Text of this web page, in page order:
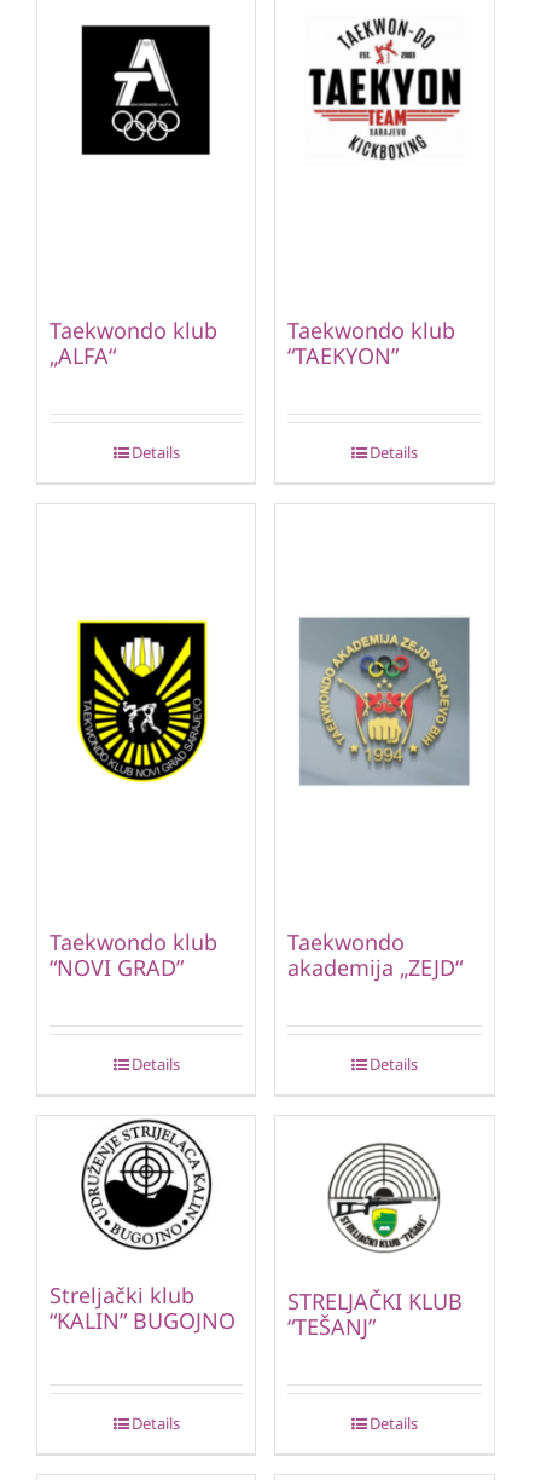
Taekwondo klub
„ALFA“
Details
Taekwondo klub
“TAEKYON”
Details
Taekwondo klub
“NOVI GRAD”
Details
Taekwondo
akademija „ZEJD“
Details
Streljački klub
“KALIN” BUGOJNO
Details
STRELJAČKI KLUB
“TEŠANJ”
Details